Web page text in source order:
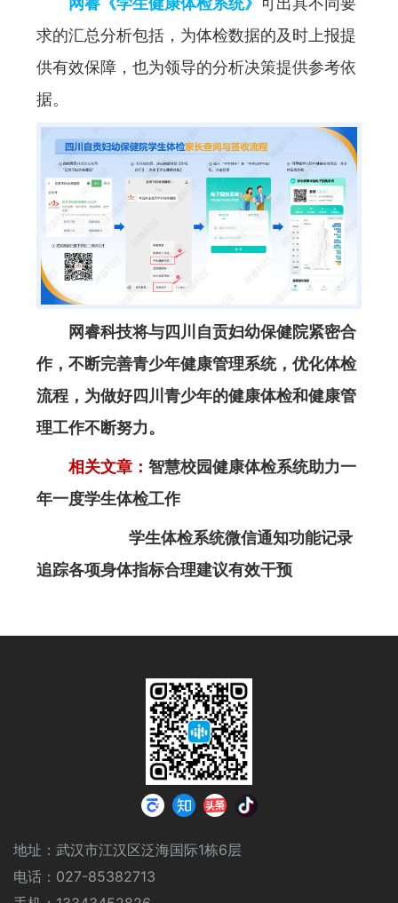
求的汇总分析包括，为体检数据的及时上报提
供有效保障，也为领导的分析决策提供参考依
据。
网睿科技将与四川自贡妇幼保健院紧密合
作，不断完善青少年健康管理系统，优化体检
流程，为做好四川青少年的健康体检和健康管
理工作不断努力。
相关文章： 智慧校园健康体检系统助力一
年一度学生体检工作
学生体检系统微信通知功能记录
追踪各项身体指标合理建议有效干预
地址：武汉市江汉区泛海国际1栋6层
电话：027-85382713